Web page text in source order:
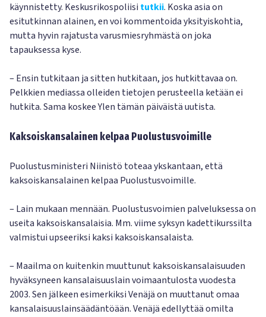
käynnistetty. Keskusrikospoliisi tutkii. Koska asia on
esitutkinnan alainen, en voi kommentoida yksityiskohtia,
mutta hyvin rajatusta varusmiesryhmästä on joka
tapauksessa kyse.
– Ensin tutkitaan ja sitten hutkitaan, jos hutkittavaa on.
Pelkkien mediassa olleiden tietojen perusteella ketään ei
hutkita. Sama koskee Ylen tämän päiväistä uutista.
Kaksoiskansalainen kelpaa Puolustusvoimille
Puolustusministeri Niinistö toteaa ykskantaan, että
kaksoiskansalainen kelpaa Puolustusvoimille.
– Lain mukaan mennään. Puolustusvoimien palveluksessa on
useita kaksoiskansalaisia. Mm. viime syksyn kadettikurssilta
valmistui upseeriksi kaksi kaksoiskansalaista.
– Maailma on kuitenkin muuttunut kaksoiskansalaisuuden
hyväksyneen kansalaisuuslain voimaantulosta vuodesta
2003. Sen jälkeen esimerkiksi Venäjä on muuttanut omaa
kansalaisuuslainsäädäntöään. Venäjä edellyttää omilta